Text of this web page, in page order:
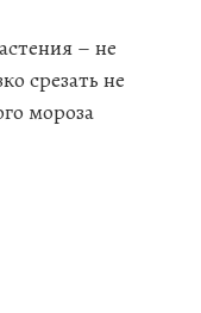
– не
срезать не
мороза